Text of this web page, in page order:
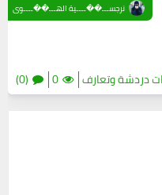
دردشة وتعارف
0
(0)
نرجســـ��ــــية الهـــ��ــــوى